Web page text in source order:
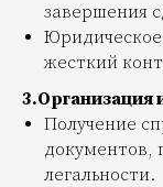
завершения
жесткий
3.Организация
Получение
документов,
легальности.